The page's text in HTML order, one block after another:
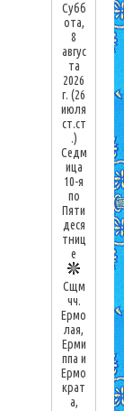
Субб
ота,
8
авгус
та
2026
г.(26
июля
ст.ст
.)
Седм
ица
10-я
по
Пяти
деся
тниц
е
Сщм
чч.
Ермо
лая,
Ерми
ппа и
Ермо
крат
а,